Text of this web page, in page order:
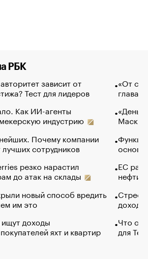
РБК
зависит от
Тест для лидеров
Как ИИ-агенты
индустрию
Почему компании
сотрудников
резко нарастил
до атак на склады
новый способ вредить
им это
ищут доходы
яхт и квартир
«От
глава
Маск в
основ
ЕС
нефти
Что
для